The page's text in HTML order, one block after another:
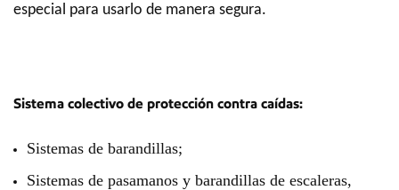
especial para usarlo de manera segura.
Sistema colectivo de protección contra caídas:
Sistemas de barandillas;
Sistemas de pasamanos y barandillas de escaleras,